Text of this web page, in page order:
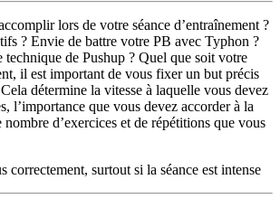
lors de votre séance d’entraînement ?
? Envie de battre votre PB avec Typhon ?
de Pushup ? Quel que soit votre
il est important de vous fixer un but précis
détermine la vitesse à laquelle vous devez
l’importance que vous devez accorder à la
d’exercices et de répétitions que vous
correctement, surtout si la séance est intense